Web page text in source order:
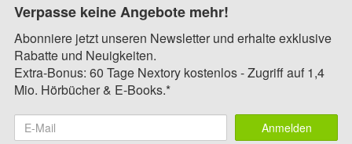
Verpasse keine Angebote mehr!
Abonniere jetzt unseren Newsletter und erhalte exklusive
Rabatte und Neuigkeiten.
Extra-Bonus: 60 Tage Nextory kostenlos - Zugriff auf 1,4
Mio. Hörbücher & E-Books.*
Anmelden